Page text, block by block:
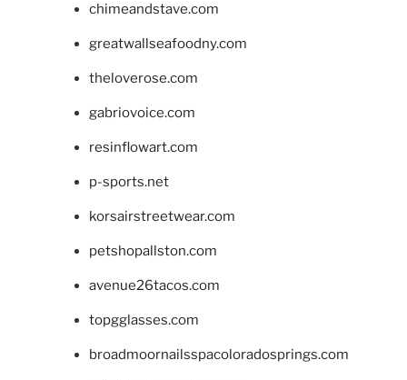
chimeandstave.com
greatwallseafoodny.com
theloverose.com
gabriovoice.com
resinflowart.com
p-sports.net
korsairstreetwear.com
petshopallston.com
avenue26tacos.com
topgglasses.com
broadmoornailsspacoloradosprings.com